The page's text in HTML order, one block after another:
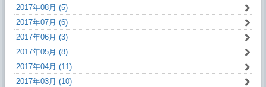
2017年08月 (5)
2017年07月 (6)
2017年06月 (3)
2017年05月 (8)
2017年04月 (11)
2017年03月 (10)